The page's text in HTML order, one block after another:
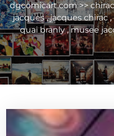
dgcomicart.com>>chirac
jacques,jacques chirac,
quai branly,musee